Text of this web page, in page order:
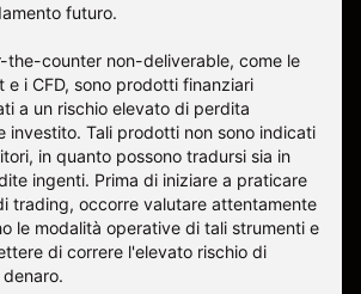
futuro.
the-counter non-deliverable, come le
i CFD, sono prodotti finanziari
a un rischio elevato di perdita
investito. Tali prodotti non sono indicati
in quanto possono tradursi sia in
ingenti. Prima di iniziare a praticare
trading, occorre valutare attentamente
le modalità operative di tali strumenti e
di correre l'elevato rischio di